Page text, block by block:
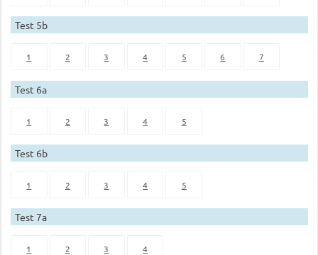
Test 5b
1 2 3 4 5 6 7
Test 6a
1 2 3 4 5
Test 6b
1 2 3 4 5
Test 7a
1 2 3 4